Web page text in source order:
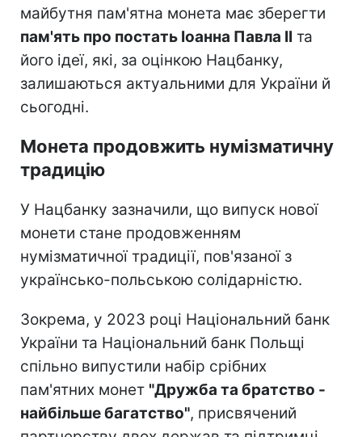
майбутня пам'ятна монета має зберегти
пам'ять про постать Іоанна Павла II та
його ідеї, які, за оцінкою Нацбанку,
залишаються актуальними для України й
сьогодні.
Монета продовжить нумізматичну
традицію
У Нацбанку зазначили, що випуск нової
монети стане продовженням
нумізматичної традиції, пов'язаної з
українсько-польською солідарністю.
Зокрема, у 2023 році Національний банк
України та Національний банк Польщі
спільно випустили набір срібних
пам'ятних монет "Дружба та братство -
найбільше багатство", присвячений